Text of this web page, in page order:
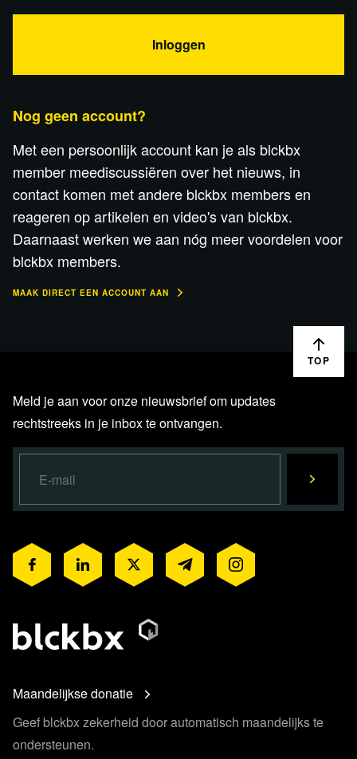
Inloggen
Nog geen account?
Met een persoonlijk account kan je als blckbx
member meediscussiëren over het nieuws, in
contact komen met andere blckbx members en
reageren op artikelen en video's van blckbx.
Daarnaast werken we aan nóg meer voordelen voor
blckbx members.
MAAK DIRECT EEN ACCOUNT AAN
TOP
Meld je aan voor onze nieuwsbrief om updates
rechtstreeks in je inbox te ontvangen.
Maandelijkse donatie
Geef blckbx zekerheid door automatisch maandelijks te
ondersteunen.